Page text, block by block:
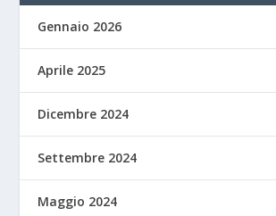
Gennaio 2026
Aprile 2025
Dicembre 2024
Settembre 2024
Maggio 2024